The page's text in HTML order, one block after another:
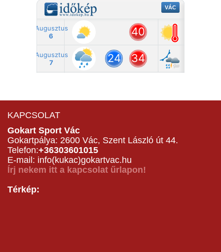
KAPCSOLAT
Gokart Sport Vác
Gokartpálya: 2600 Vác, Szent László út 44.
Telefon:+36303601015
E-mail: info(kukac)gokartvac.hu
Írj nekem itt a kapcsolat űrlapon!
Térkép: